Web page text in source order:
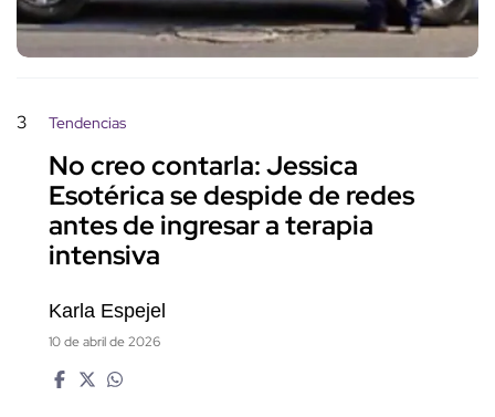
3 Tendencias
No creo contarla: Jessica
Esotérica se despide de redes
antes de ingresar a terapia
intensiva
Karla Espejel
10 de abril de 2026